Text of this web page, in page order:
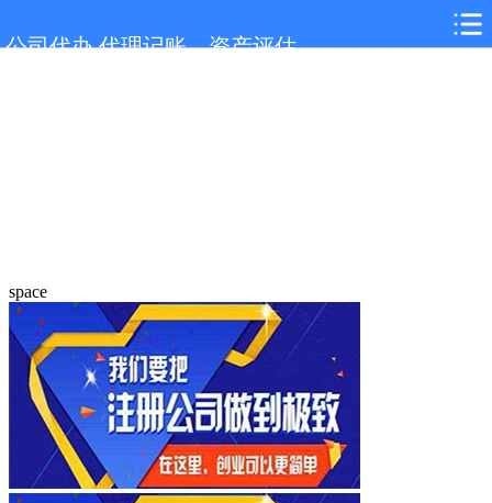
公司代办,代理记账，资产评估
space